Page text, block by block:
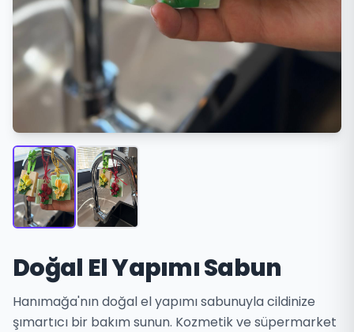
Doğal El Yapımı Sabun
Hanımağa'nın doğal el yapımı sabunuyla cildinize
şımartıcı bir bakım sunun. Kozmetik ve süpermarket